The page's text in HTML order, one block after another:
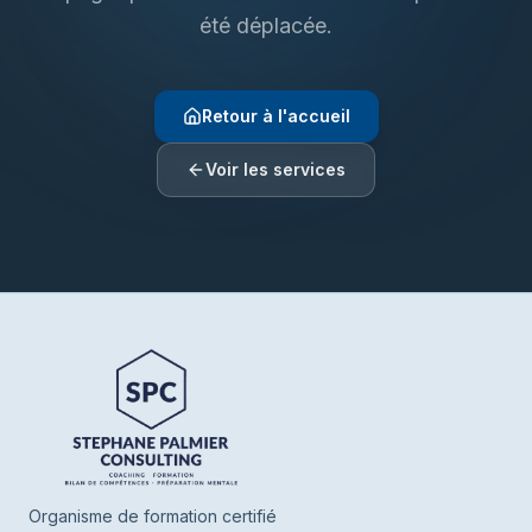
été déplacée.
Retour à l'accueil
Voir les services
Henrie SPC
En ligne
Bonjour ! Je suis Henrie votre assistant de
SPC. Parlez-moi de vous ou de ce que
vous cherchez, je vous oriente vers nos
Organisme de formation certifié